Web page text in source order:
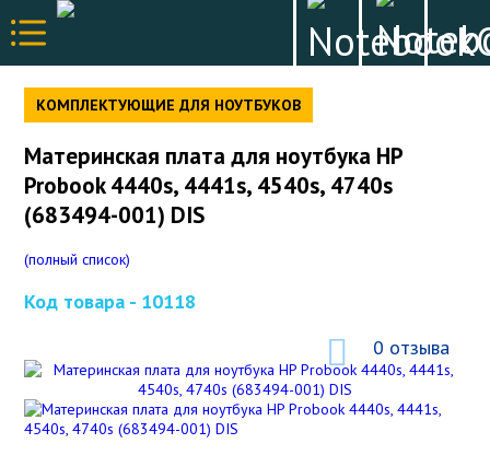
КОМПЛЕКТУЮЩИЕ ДЛЯ НОУТБУКОВ
Материнская плата для ноутбука HP
Probook 4440s, 4441s, 4540s, 4740s
(683494-001) DIS
(полный список)
Код товара - 10118
0 отзыва